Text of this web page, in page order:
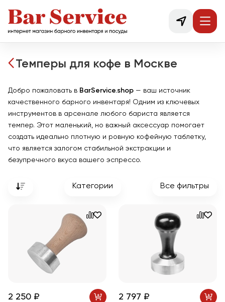
Темперы для кофе в Москве
Добро пожаловать в BarService.shop — ваш источник
качественного барного инвентаря! Одним из ключевых
инструментов в арсенале любого бариста является
темпер. Этот маленький, но важный аксессуар помогает
создать идеально плотную и ровную кофейную таблетку,
что является залогом стабильной экстракции и
безупречного вкуса вашего эспрессо.
Категории Все фильтры
2 250 ₽ 2 797 ₽